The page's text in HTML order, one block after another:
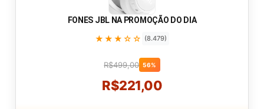
FONES JBL NA PROMOÇÃO DO DIA
★★★☆☆ (8.479)
R$499,00 56%
R$221,00